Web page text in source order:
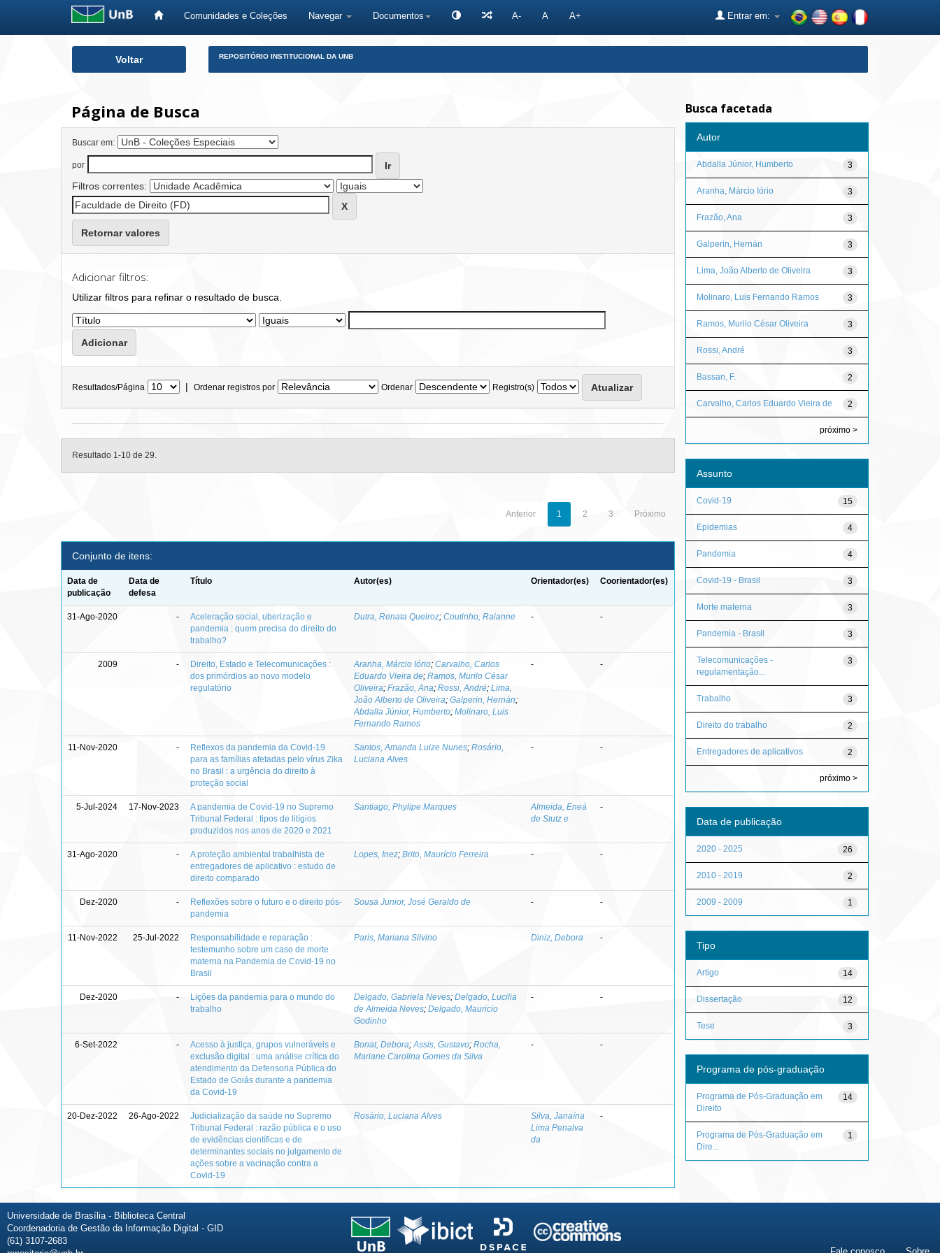
Comunidades e Coleções Navegar Documentos A- A A+ Entrar em:
Voltar REPOSITÓRIO INSTITUCIONAL DA UNB
Página de Busca
Buscar em:
por
Filtros correntes:
Retornar valores
Adicionar filtros:
Utilizar filtros para refinar o resultado de busca.
Resultados/Página | Ordenar registros por Ordenar Registro(s)
Resultado 1-10 de 29.
Anterior 1 2 3 Próximo
Conjunto de itens:
Data de
publicação
Data de
defesa
Título Autor(es) Orientador(es) Coorientador(es)
31-Ago-2020 -
Aceleração social, uberização e
pandemia : quem precisa do direito do
trabalho?
Dutra, Renata Queiroz;Coutinho, Raianne - -
2009 -
Direito, Estado e Telecomunicações :
dos primórdios ao novo modelo
regulatório
Aranha, Márcio Iório;Carvalho, Carlos
Eduardo Vieira de;Ramos, Murilo César
Oliveira;Frazão, Ana;Rossi, André;Lima,
João Alberto de Oliveira;Galperin, Hernán;
Abdalla Júnior, Humberto;Molinaro, Luis
Fernando Ramos
- -
11-Nov-2020 -
Reflexos da pandemia da Covid-19
para as famílias afetadas pelo vírus Zika
no Brasil : a urgência do direito à
proteção social
Santos, Amanda Luize Nunes;Rosário,
Luciana Alves
- -
5-Jul-2024 17-Nov-2023
A pandemia de Covid-19 no Supremo
Tribunal Federal : tipos de litígios
produzidos nos anos de 2020 e 2021
Santiago, Phylipe Marques
Almeida, Eneá
de Stutz e
-
31-Ago-2020 -
A proteção ambiental trabalhista de
entregadores de aplicativo : estudo de
direito comparado
Lopes, Inez;Brito, Maurício Ferreira - -
Dez-2020 -
Reflexões sobre o futuro e o direito pós-
pandemia
Sousa Junior, José Geraldo de - -
11-Nov-2022 25-Jul-2022
Responsabilidade e reparação :
testemunho sobre um caso de morte
materna na Pandemia de Covid-19 no
Brasil
Paris, Mariana Silvino Diniz, Debora -
Dez-2020 -
Lições da pandemia para o mundo do
trabalho
Delgado, Gabriela Neves;Delgado, Lucilia
de Almeida Neves;Delgado, Mauricio
Godinho
- -
6-Set-2022 -
Acesso à justiça, grupos vulneráveis e
exclusão digital : uma análise crítica do
atendimento da Defensoria Pública do
Estado de Goiás durante a pandemia
da Covid-19
Bonat, Debora;Assis, Gustavo;Rocha,
Mariane Carolina Gomes da Silva
- -
20-Dez-2022 26-Ago-2022
Judicialização da saúde no Supremo
Tribunal Federal : razão pública e o uso
de evidências científicas e de
determinantes sociais no julgamento de
ações sobre a vacinação contra a
Covid-19
Rosário, Luciana Alves
Silva, Janaína
Lima Penalva
da
-
Busca facetada
Autor
3
Abdalla Júnior, Humberto
3
Aranha, Márcio Iório
3
Frazão, Ana
3
Galperin, Hernán
3
Lima, João Alberto de Oliveira
3
Molinaro, Luis Fernando Ramos
3
Ramos, Murilo César Oliveira
3
Rossi, André
2
Bassan, F.
2
Carvalho, Carlos Eduardo Vieira de
próximo >
Assunto
15
Covid-19
4
Epidemias
4
Pandemia
3
Covid-19 - Brasil
3
Morte materna
3
Pandemia - Brasil
3
Telecomunicações -
regulamentação...
3
Trabalho
2
Direito do trabalho
2
Entregadores de aplicativos
próximo >
Data de publicação
26
2020 - 2025
2
2010 - 2019
1
2009 - 2009
Tipo
14
Artigo
12
Dissertação
3
Tese
Programa de pós-graduação
14
Programa de Pós-Graduação em
Direito
1
Programa de Pós-Graduação em
Dire...
Universidade de Brasília - Biblioteca Central
Coordenadoria de Gestão da Informação Digital - GID
(61) 3107-2683
Fale conosco Sobre